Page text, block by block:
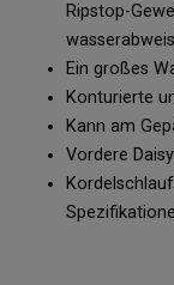
Ripstop-
Ein großes
Konturierte
Kann am
Vordere